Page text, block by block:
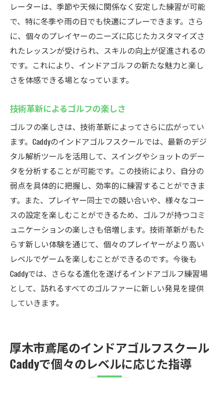
レーターは、季節や天候に関係なく安定した練習が可能
で、特に冬季や雨の日でも快適にプレーできます。さら
に、個々のプレイヤーのニーズに応じたカスタマイズさ
れたレッスンが受けられ、スキルの向上が促進されるの
です。これにより、インドアゴルフの新たな魅力と楽し
さを体感できる場となっています。
技術革新によるゴルフの楽しさ
ゴルフの楽しさは、技術革新によってさらに広がってい
ます。Caddyのインドアゴルフスクールでは、最新のデジ
タル解析ツールを活用して、スイングやショットのデー
タを分析することが可能です。この技術により、自分の
弱点を具体的に把握し、効率的に練習することができま
す。また、プレイヤー同士での競い合いや、様々なコー
スの設定を楽しむことができるため、ゴルフが持つコミ
ュニケーションの楽しさも倍増します。技術革新がもた
らす新しい体験を通じて、個々のプレイヤーがより高い
レベルでゲームを楽しむことができるのです。今後も
Caddyでは、さらなる進化を遂げるインドアゴルフ練習場
として、訪れるすべてのゴルファーに新しい発見を提供
していきます。
厚木市鳶尾のインドアゴルフスクール
Caddyで個々のレベルに応じた指導